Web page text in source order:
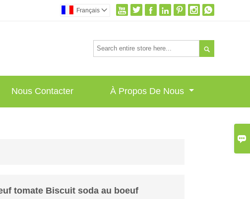

      
Français 

Nous Contacter À Propos De Nous
tomate Biscuit soda au boeuf